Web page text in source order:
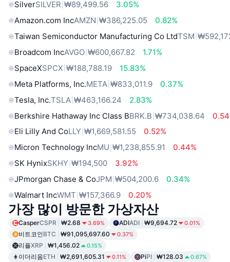
SilverSILVER ₩89,499.56
3.05%
Amazon.com IncAMZN ₩386,225.05
0.82%
Taiwan Semiconductor Manufacturing Co LtdTSM
Broadcom IncAVGO ₩600,667.82
1.71%
SpaceXSPCX ₩188,788.19
15.83%
Meta Platforms, Inc.META ₩833,011.9
0.37%
Tesla, Inc.TSLA ₩463,166.24
2.83%
Berkshire Hathaway Inc Class BBRK.B ₩734,038.64
Eli Lilly And CoLLY ₩1,669,581.55
0.52%
Micron Technology IncMU ₩1,238,855.91
0.44%
SK HynixSKHY ₩194,500
3.92%
JPmorgan Chase & CoJPM ₩504,200.6
0.34%
Walmart IncWMT ₩157,366.9 0.20%
가장 많이 방문한 가상자산
CasperCSPR ₩2.68 3.69% ADIADI ₩9,694.72 0.01%
비트코인BTC ₩91,095,697.60 0.37%
리플XRP ₩1,456.02 0.15%
이더리움ETH ₩2,691,605.31 0.11% PiPI ₩128.03 0.67%